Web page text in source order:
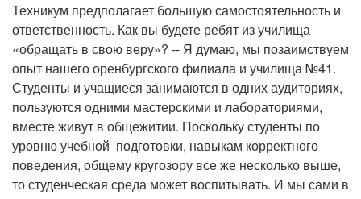
Техникум предполагает большую самостоятельность и
ответственность. Как вы будете ребят из училища
«обращать в свою веру»? -- Я думаю, мы позаимствуем
опыт нашего оренбургского филиала и училища №41.
Студенты и учащиеся занимаются в одних аудиториях,
пользуются одними мастерскими и лабораториями,
вместе живут в общежитии. Поскольку студенты по
уровню учебной подготовки, навыкам корректного
поведения, общему кругозору все же несколько выше,
то студенческая среда может воспитывать. И мы сами в